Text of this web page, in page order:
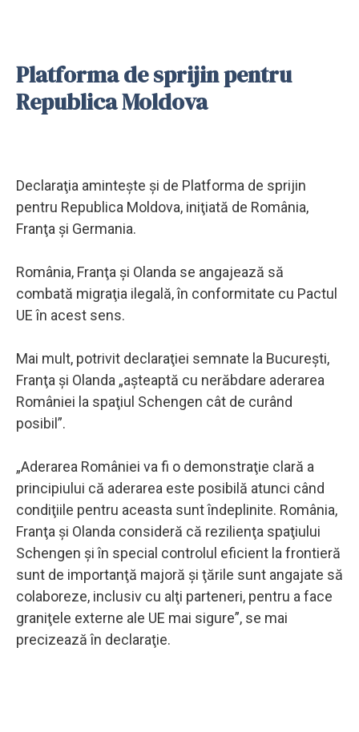
Platforma de sprijin pentru
Republica Moldova
Declaraţia aminteşte şi de Platforma de sprijin
pentru Republica Moldova, iniţiată de România,
Franţa şi Germania.
România, Franţa şi Olanda se angajează să
combată migraţia ilegală, în conformitate cu Pactul
UE în acest sens.
Mai mult, potrivit declaraţiei semnate la Bucureşti,
Franţa şi Olanda „aşteaptă cu nerăbdare aderarea
României la spaţiul Schengen cât de curând
posibil”.
„Aderarea României va fi o demonstraţie clară a
principiului că aderarea este posibilă atunci când
condiţiile pentru aceasta sunt îndeplinite. România,
Franţa şi Olanda consideră că rezilienţa spaţiului
Schengen şi în special controlul eficient la frontieră
sunt de importanţă majoră şi ţările sunt angajate să
colaboreze, inclusiv cu alţi parteneri, pentru a face
graniţele externe ale UE mai sigure”, se mai
precizează în declaraţie.